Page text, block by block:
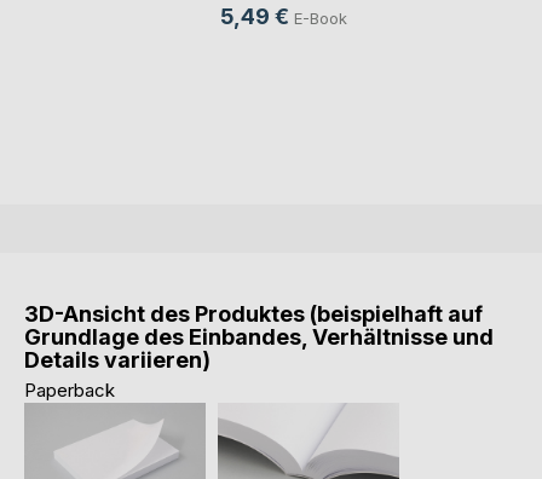
5,49 € E-Book
3D-Ansicht des Produktes (beispielhaft auf
Grundlage des Einbandes, Verhältnisse und
Details variieren)
Paperback